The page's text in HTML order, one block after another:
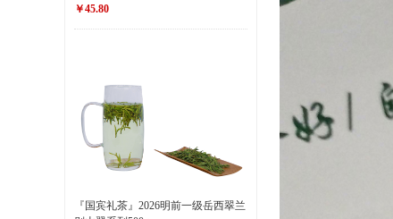
￥45.80
『国宾礼茶』2026明前一级岳西翠兰